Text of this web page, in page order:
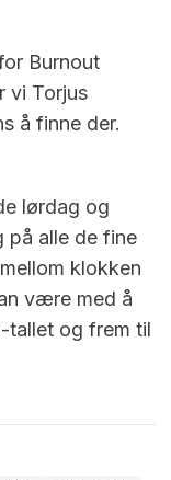
Burnout
vi Torjus
å finne der.
lørdag og
på alle de fine
klokken
være med å
tallet og frem til